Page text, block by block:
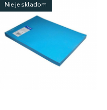
Nie je skladom